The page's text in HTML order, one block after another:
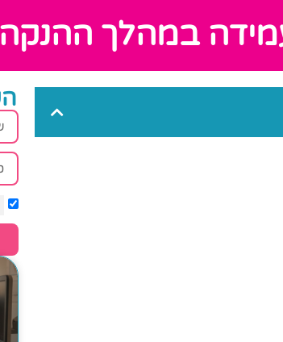
במהלך ההנקה